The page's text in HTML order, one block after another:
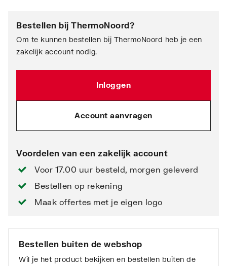
Bestellen bij ThermoNoord?
Om te kunnen bestellen bij ThermoNoord heb je een
zakelijk account nodig.
Inloggen
Account aanvragen
Voordelen van een zakelijk account
Voor 17.00 uur besteld, morgen geleverd
Bestellen op rekening
Maak offertes met je eigen logo
Bestellen buiten de webshop
Wil je het product bekijken en bestellen buiten de